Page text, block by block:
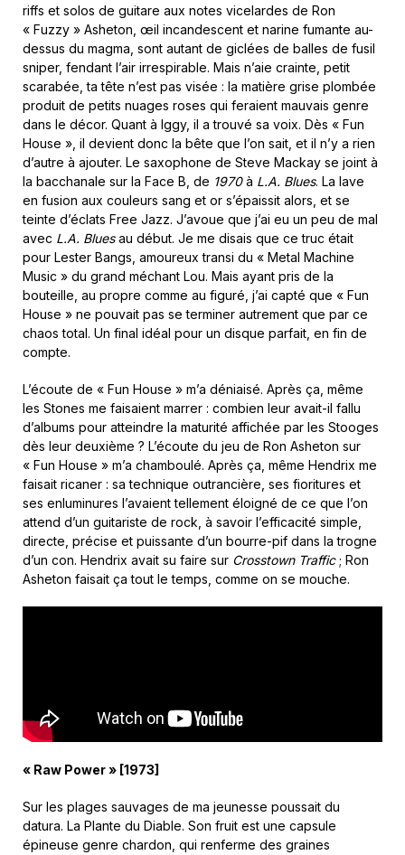
riffs et solos de guitare aux notes vicelardes de Ron
« Fuzzy » Asheton, œil incandescent et narine fumante au-
dessus du magma, sont autant de giclées de balles de fusil
sniper, fendant l’air irrespirable. Mais n’aie crainte, petit
scarabée, ta tête n’est pas visée : la matière grise plombée
produit de petits nuages roses qui feraient mauvais genre
dans le décor. Quant à Iggy, il a trouvé sa voix. Dès « Fun
House », il devient donc la bête que l’on sait, et il n’y a rien
d’autre à ajouter. Le saxophone de Steve Mackay se joint à
la bacchanale sur la Face B, de 1970à L.A. Blues. La lave
en fusion aux couleurs sang et or s’épaissit alors, et se
teinte d’éclats Free Jazz. J’avoue que j’ai eu un peu de mal
avec L.A. Bluesau début. Je me disais que ce truc était
pour Lester Bangs, amoureux transi du « Metal Machine
Music » du grand méchant Lou. Mais ayant pris de la
bouteille, au propre comme au figuré, j’ai capté que « Fun
House » ne pouvait pas se terminer autrement que par ce
chaos total. Un final idéal pour un disque parfait, en fin de
compte.
L’écoute de « Fun House » m’a déniaisé. Après ça, même
les Stones me faisaient marrer : combien leur avait-il fallu
d’albums pour atteindre la maturité affichée par les Stooges
dès leur deuxième ? L’écoute du jeu de Ron Asheton sur
« Fun House » m’a chamboulé. Après ça, même Hendrix me
faisait ricaner : sa technique outrancière, ses fioritures et
ses enluminures l’avaient tellement éloigné de ce que l’on
attend d’un guitariste de rock, à savoir l’efficacité simple,
directe, précise et puissante d’un bourre-pif dans la trogne
d’un con. Hendrix avait su faire sur Crosstown Traffic; Ron
Asheton faisait ça tout le temps, comme on se mouche.
« Raw Power » [1973]
Sur les plages sauvages de ma jeunesse poussait du
datura. La Plante du Diable. Son fruit est une capsule
épineuse genre chardon, qui renferme des graines